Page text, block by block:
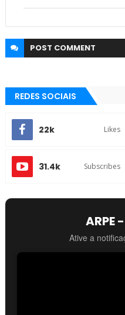
POST COMMENT
REDES SOCIAIS
22k Likes
31.4k Subscribes
ARPE
Ative a